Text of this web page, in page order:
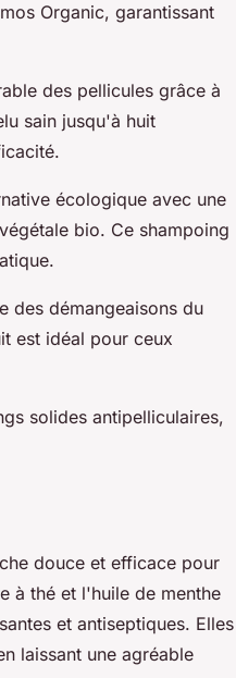
Organic, garantissant
des pellicules grâce à
sain jusqu'à huit
écologique avec une
bio. Ce shampoing
des démangeaisons du
est idéal pour ceux
solides antipelliculaires,
douce et efficace pour
à thé et l'huile de menthe
et antiseptiques. Elles
laissant une agréable